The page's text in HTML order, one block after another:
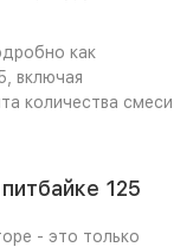
как
включая
количества смеси
125
- это только